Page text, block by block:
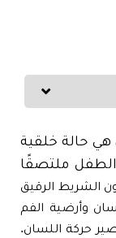
هي حالة خلقية
الطفل ملتصقًا
الشريط الرقيق
وأرضية الفم
حركة اللسان.